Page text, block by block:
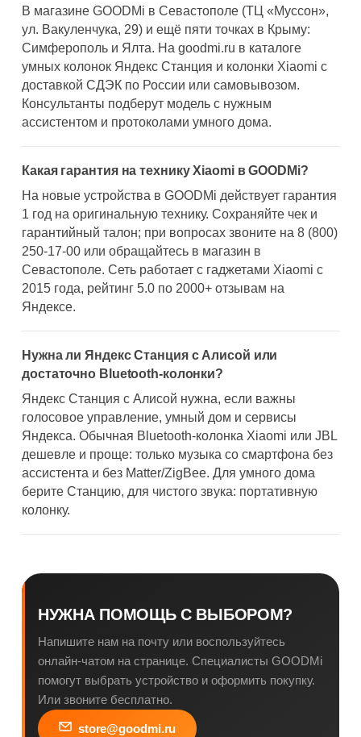
В магазине GOODMi в Севастополе (ТЦ «Муссон»,
ул. Вакуленчука, 29) и ещё пяти точках в Крыму:
Симферополь и Ялта. На goodmi.ru в каталоге
умных колонок Яндекс Станция и колонки Xiaomi с
доставкой СДЭК по России или самовывозом.
Консультанты подберут модель с нужным
ассистентом и протоколами умного дома.
Какая гарантия на технику Xiaomi в GOODMi?
На новые устройства в GOODMi действует гарантия
1 год на оригинальную технику. Сохраняйте чек и
гарантийный талон; при вопросах звоните на 8 (800)
250-17-00 или обращайтесь в магазин в
Севастополе. Сеть работает с гаджетами Xiaomi с
2015 года, рейтинг 5.0 по 2000+ отзывам на
Яндексе.
Нужна ли Яндекс Станция с Алисой или
достаточно Bluetooth-колонки?
Яндекс Станция с Алисой нужна, если важны
голосовое управление, умный дом и сервисы
Яндекса. Обычная Bluetooth-колонка Xiaomi или JBL
дешевле и проще: только музыка со смартфона без
ассистента и без Matter/ZigBee. Для умного дома
берите Станцию, для чистого звука: портативную
колонку.
НУЖНА ПОМОЩЬ С ВЫБОРОМ?
Напишите нам на почту или воспользуйтесь
онлайн-чатом на странице. Специалисты GOODMi
помогут выбрать устройство и оформить покупку.
Или звоните бесплатно.
store@goodmi.ru